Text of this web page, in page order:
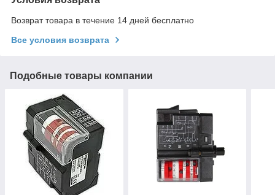
Возврат товара в течение 14 дней бесплатно
Все условия возврата
Подобные товары компании